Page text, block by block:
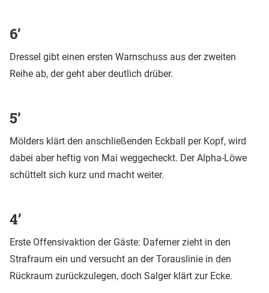
6’
Dressel gibt einen ersten Warnschuss aus der zweiten
Reihe ab, der geht aber deutlich drüber.
5’
Mölders klärt den anschließenden Eckball per Kopf, wird
dabei aber heftig von Mai weggecheckt. Der Alpha-Löwe
schüttelt sich kurz und macht weiter.
4’
Erste Offensivaktion der Gäste: Daferner zieht in den
Strafraum ein und versucht an der Torauslinie in den
Rückraum zurückzulegen, doch Salger klärt zur Ecke.